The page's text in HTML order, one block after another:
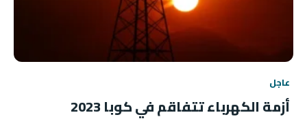
عاجل
أزمة الكهرباء تتفاقم في كوبا 2023